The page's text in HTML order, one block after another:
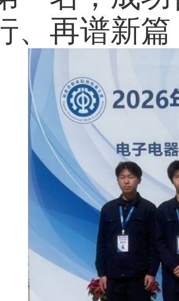
：陈东升、王丰